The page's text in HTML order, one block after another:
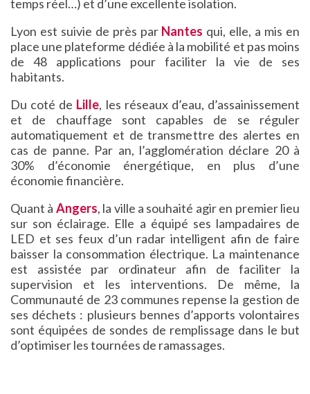
temps réel…) et d’une excellente isolation.
Lyon est suivie de près par Nantes qui, elle, a mis en
place une plateforme dédiée à la mobilité et pas moins
de 48 applications pour faciliter la vie de ses
habitants.
Du coté de Lille, les réseaux d’eau, d’assainissement
et de chauffage sont capables de se réguler
automatiquement et de transmettre des alertes en
cas de panne. Par an, l’agglomération déclare 20 à
30% d’économie énergétique, en plus d’une
économie financière.
Quant à Angers, la ville a souhaité agir en premier lieu
sur son éclairage. Elle a équipé ses lampadaires de
LED et ses feux d’un radar intelligent afin de faire
baisser la consommation électrique. La maintenance
est assistée par ordinateur afin de faciliter la
supervision et les interventions. De même, la
Communauté de 23 communes repense la gestion de
ses déchets : plusieurs bennes d’apports volontaires
sont équipées de sondes de remplissage dans le but
d’optimiser les tournées de ramassages.